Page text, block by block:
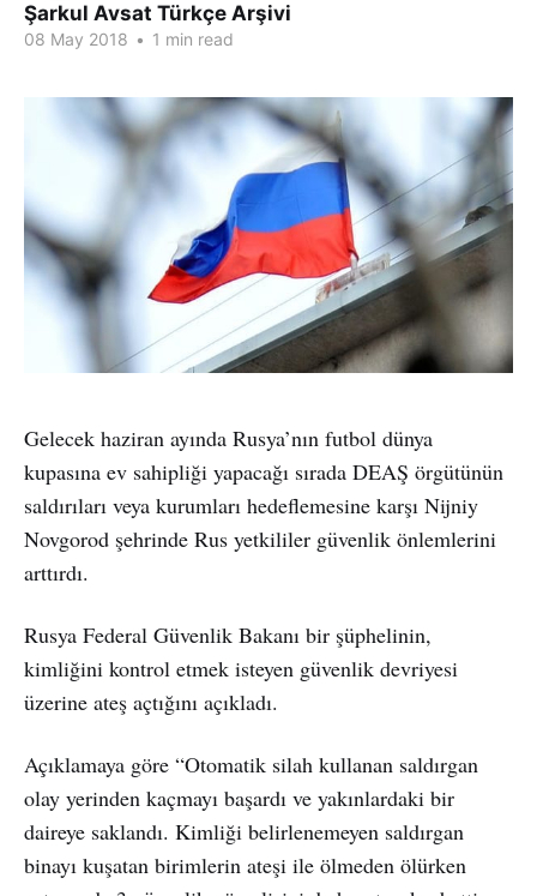
Şarkul Avsat Türkçe Arşivi
08 May 2018 • 1 min read
Gelecek haziran ayında Rusya’nın futbol dünya
kupasına ev sahipliği yapacağı sırada DEAŞ örgütünün
saldırıları veya kurumları hedeflemesine karşı Nijniy
Novgorod şehrinde Rus yetkililer güvenlik önlemlerini
arttırdı.
Rusya Federal Güvenlik Bakanı bir şüphelinin,
kimliğini kontrol etmek isteyen güvenlik devriyesi
üzerine ateş açtığını açıkladı.
Açıklamaya göre “Otomatik silah kullanan saldırgan
olay yerinden kaçmayı başardı ve yakınlardaki bir
daireye saklandı. Kimliği belirlenemeyen saldırgan
binayı kuşatan birimlerin ateşi ile ölmeden ölürken